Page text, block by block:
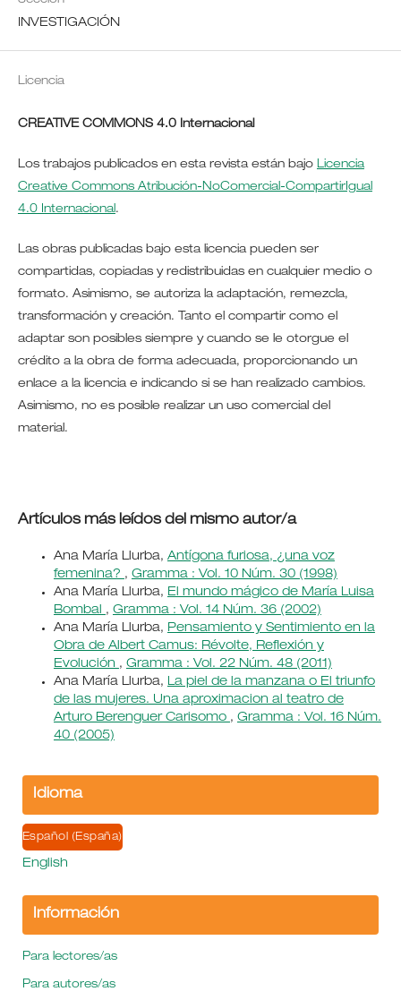
INVESTIGACIÓN
Licencia
CREATIVE COMMONS 4.0 Internacional
Los trabajos publicados en esta revista están bajo Licencia
Creative Commons Atribución-NoComercial-CompartirIgual
4.0 Internacional.
Las obras publicadas bajo esta licencia pueden ser
compartidas, copiadas y redistribuidas en cualquier medio o
formato. Asimismo, se autoriza la adaptación, remezcla,
transformación y creación. Tanto el compartir como el
adaptar son posibles siempre y cuando se le otorgue el
crédito a la obra de forma adecuada, proporcionando un
enlace a la licencia e indicando si se han realizado cambios.
Asimismo, no es posible realizar un uso comercial del
material.
Artículos más leídos del mismo autor/a
Ana María Llurba, Antígona furiosa, ¿una voz
femenina? , Gramma : Vol. 10 Núm. 30 (1998)
Ana María Llurba, El mundo mágico de María Luisa
Bombal , Gramma : Vol. 14 Núm. 36 (2002)
Ana María Llurba, Pensamiento y Sentimiento en la
Obra de Albert Camus: Révolte, Reflexión y
Evolución , Gramma : Vol. 22 Núm. 48 (2011)
Ana María Llurba, La piel de la manzana o El triunfo
de las mujeres. Una aproximacion al teatro de
Arturo Berenguer Carisomo , Gramma : Vol. 16 Núm.
40 (2005)
Idioma
Español (España)
English
Información
Para lectores/as
Para autores/as